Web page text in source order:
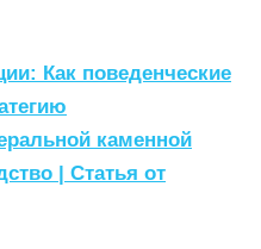
Как поведенческие
каменной
| Статья от